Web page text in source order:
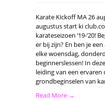
Karate Kickoff MA 26
augustus start ki
karateseizoen ’19-’20!
er bij zijn? En ben je
elke woensdag,
beginnerslessen! In
leiding van een
grondbeginselen van
Read More →